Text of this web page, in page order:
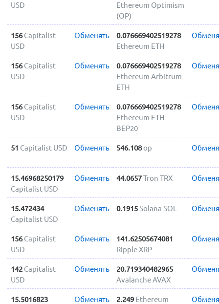
USD
Ethereum Optimism
(OP)
156 Capitalist
USD
Обменять
0.076669402519278
Ethereum ETH
156 Capitalist
USD
Обменять
0.076669402519278
Ethereum Arbitrum
ETH
156 Capitalist
USD
Обменять
0.076669402519278
Ethereum ETH
BEP20
51 Capitalist USD Обменять 546.108op
15.46968250179
Capitalist USD
Обменять 44.0657Tron TRX
15.472434
Capitalist USD
Обменять 0.1915Solana SOL
156 Capitalist
USD
Обменять
141.62505674081
Ripple XRP
142 Capitalist
USD
Обменять
20.719340482965
Avalanche AVAX
15.5016823
Обменять 2.249 Ethereum